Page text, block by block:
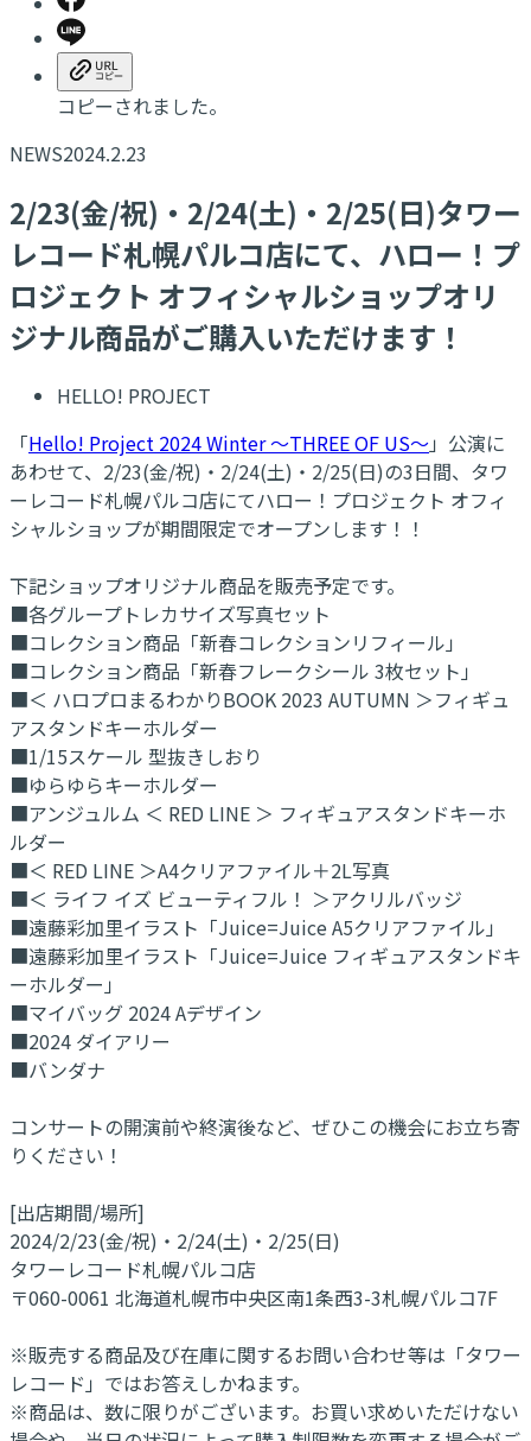
コピーされました。
NEWS2024.2.23
2/23(金/祝)・2/24(土)・2/25(日)タワー
レコード札幌パルコ店にて、ハロー！プ
ロジェクト オフィシャルショップオリ
ジナル商品がご購入いただけます！
HELLO! PROJECT
「Hello! Project 2024 Winter ～THREE OF US～」公演に
あわせて、2/23(金/祝)・2/24(土)・2/25(日)の3日間、タワ
ーレコード札幌パルコ店にてハロー！プロジェクト オフィ
シャルショップが期間限定でオープンします！！
下記ショップオリジナル商品を販売予定です。
■各グループトレカサイズ写真セット
■コレクション商品「新春コレクションリフィール」
■コレクション商品「新春フレークシール 3枚セット」
■＜ ハロプロまるわかりBOOK 2023 AUTUMN ＞フィギュ
アスタンドキーホルダー
■1/15スケール 型抜きしおり
■ゆらゆらキーホルダー
■アンジュルム ＜ RED LINE ＞ フィギュアスタンドキーホ
ルダー
■＜ RED LINE ＞A4クリアファイル＋2L写真
■＜ ライフ イズ ビューティフル！ ＞アクリルバッジ
■遠藤彩加里イラスト「Juice=Juice A5クリアファイル」
■遠藤彩加里イラスト「Juice=Juice フィギュアスタンドキ
ーホルダー」
■マイバッグ 2024 Aデザイン
■2024 ダイアリー
■バンダナ
コンサートの開演前や終演後など、ぜひこの機会にお立ち寄
りください！
[出店期間/場所]
2024/2/23(金/祝)・2/24(土)・2/25(日)
タワーレコード札幌パルコ店
〒060-0061 北海道札幌市中央区南1条西3-3札幌パルコ7F
※販売する商品及び在庫に関するお問い合わせ等は「タワー
レコード」ではお答えしかねます。
※商品は、数に限りがございます。お買い求めいただけない